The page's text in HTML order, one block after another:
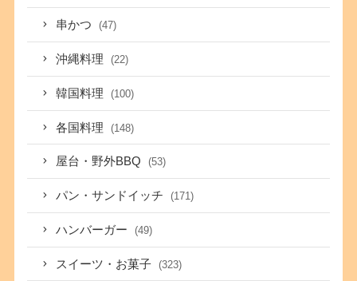
串かつ (47)
沖縄料理 (22)
韓国料理 (100)
各国料理 (148)
屋台・野外BBQ (53)
パン・サンドイッチ (171)
ハンバーガー (49)
スイーツ・お菓子 (323)